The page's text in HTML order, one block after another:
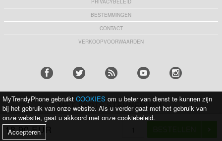
18,90 EUR
PRIVACYBELEID
BESTEMMINGEN
CONTACT
VERKOOPVOORWAARDEN
MET TROTS STEUNEN WIJ:
MyTrendyPhone gebruikt COOKIES om u beter van dienst te kunnen zijn
bij het gebruik van onze website. Als u verder gaat met het gebruik van
onze website, gaat u akkoord met onze cookiebeleid.
Accepteren